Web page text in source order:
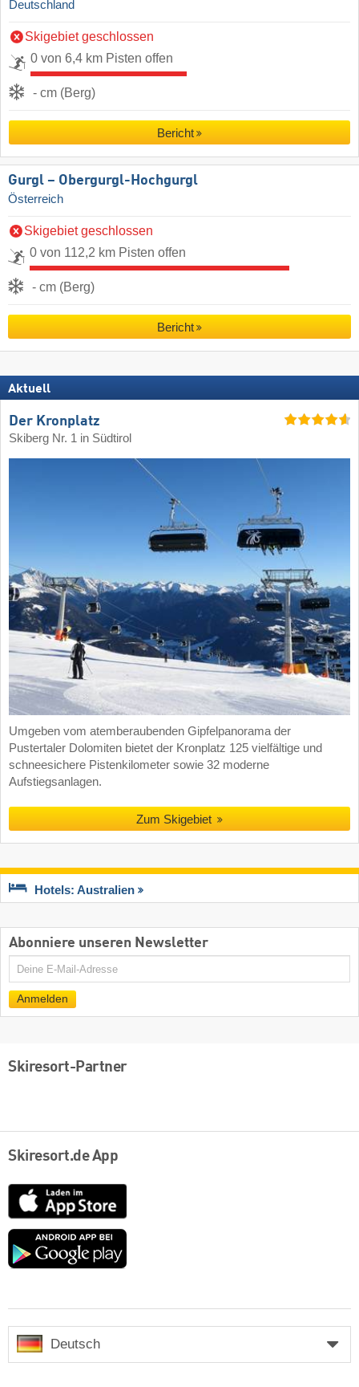
Deutschland
Skigebiet geschlossen
0 von 6,4 km Pisten offen
- cm (Berg)
Bericht
Gurgl – Obergurgl-Hochgurgl
Österreich
Skigebiet geschlossen
0 von 112,2 km Pisten offen
- cm (Berg)
Bericht
Aktuell
Der Kronplatz
Skiberg Nr. 1 in Südtirol
Umgeben vom atemberaubenden Gipfelpanorama der
Pustertaler Dolomiten bietet der Kronplatz 125 vielfältige und
schneesichere Pistenkilometer sowie 32 moderne
Aufstiegsanlagen.
Zum Skigebiet
Hotels: Australien
Abonniere unseren Newsletter
E-
Mail
Anmelden
Skiresort-Partner
Skiresort.de App
App
Store
Google
Deutsch